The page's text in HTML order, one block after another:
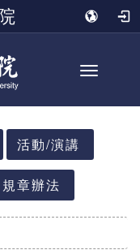
Toggle
活動/演講
規章辦法